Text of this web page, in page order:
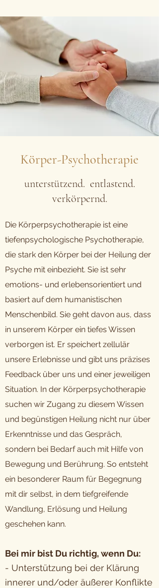
Körper-Psychotherapie
unterstützend. entlastend.
verkörpernd.
Die Körperpsychotherapie ist eine
tiefenpsychologische Psychotherapie,
die stark den Körper bei der Heilung der
Psyche mit einbezieht. Sie ist sehr
emotions- und erlebensorientiert und
basiert auf dem humanistischen
Menschenbild. Sie geht davon aus, dass
in unserem Körper ein tiefes Wissen
verborgen ist. Er speichert zellulär
unsere Erlebnisse und gibt uns präzises
Feedback über uns und einer jeweiligen
Situation. In der Körperpsychotherapie
suchen wir Zugang zu diesem Wissen
und begünstigen Heilung nicht nur über
Erkenntnisse und das Gespräch,
sondern bei Bedarf auch mit Hilfe von
Bewegung und Berührung. So entsteht
ein besonderer Raum für Begegnung
mit dir selbst, in dem tiefgreifende
Wandlung, Erlösung und Heilung
geschehen kann.
Bei mir bist Du richtig, wenn Du:
- Unterstützung bei der Klärung
innerer und/oder äußerer Konflikte